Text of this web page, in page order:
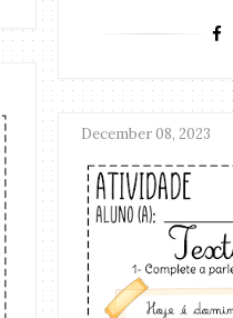
December 08, 2023